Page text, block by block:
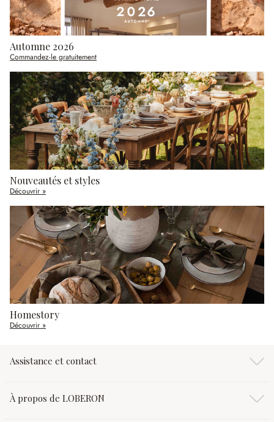
Automne 2026
Commandez-le gratuitement
Nouveautés et styles
Découvrir »
Homestory
Découvrir »
Assistance et contact
À propos de LOBERON